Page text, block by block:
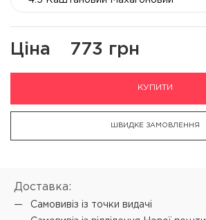
Ціна 773 грн
КУПИТИ
ШВИДКЕ ЗАМОВЛЕННЯ
Доставка:
Самовивіз iз точки видачі